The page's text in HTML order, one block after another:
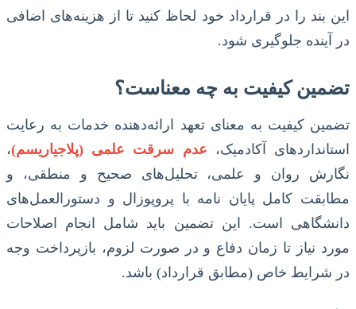
این بند را در قرارداد خود لحاظ کنید تا از هزینه‌های اضافی
در آینده جلوگیری شود.
تضمین کیفیت به چه معناست؟
تضمین کیفیت به معنای تعهد ارائه‌دهنده خدمات به رعایت
استانداردهای آکادمیک، عدم سرقت علمی (پلاجیاریسم)،
نگارش روان و علمی، تحلیل‌های صحیح و منطقی، و
مطابقت کامل پایان نامه با پروپوزال و دستورالعمل‌های
دانشگاهی است. این تضمین باید شامل انجام اصلاحات
مورد نیاز تا زمان دفاع و در صورت لزوم، بازپرداخت وجه
در شرایط خاص (مطابق قرارداد) باشد.